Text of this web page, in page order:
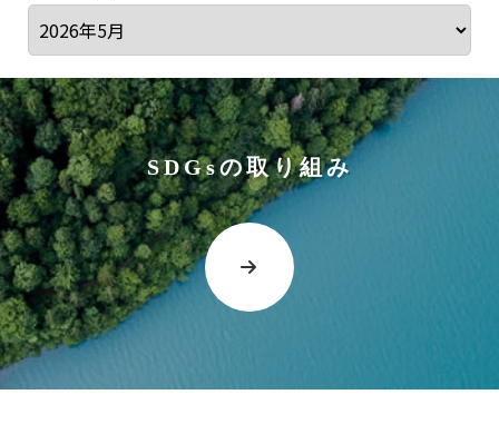
SDGsの取り組み